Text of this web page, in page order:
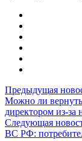
Предыдущая
Можно ли
директором из-за
Следующая
ВС РФ: